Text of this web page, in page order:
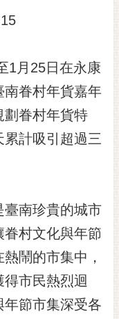
1月25日在永康
南眷村年貨嘉年
劃眷村年貨特
計吸引超過三
臺南珍貴的城市
村文化與年節
鬧的市集中，
市民熱烈迴
節市集深受各